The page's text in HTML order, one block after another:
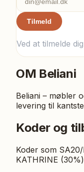
Tilmeld
Ved at tilmelde
OM Beliani
Beliani – møbler
levering til
Koder og
Koder som
KATHRINE